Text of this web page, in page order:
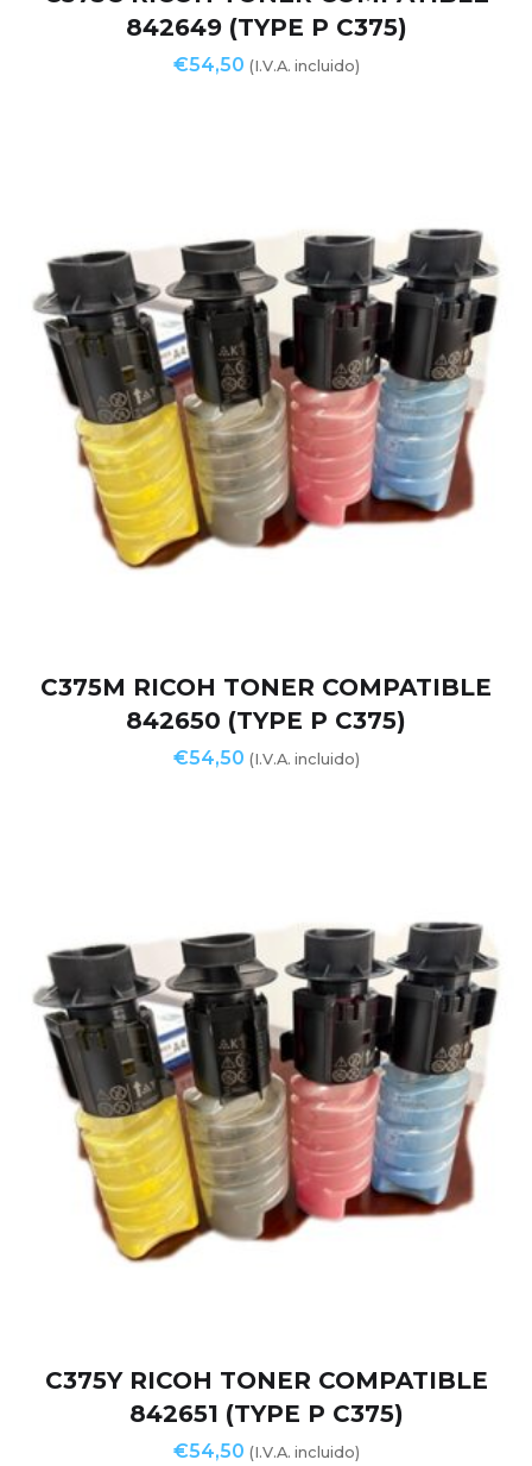
842649 (TYPE P C375)
€54,50 (I.V.A. incluido)
C375M RICOH TONER COMPATIBLE
842650 (TYPE P C375)
€54,50 (I.V.A. incluido)
C375Y RICOH TONER COMPATIBLE
842651 (TYPE P C375)
€54,50 (I.V.A. incluido)